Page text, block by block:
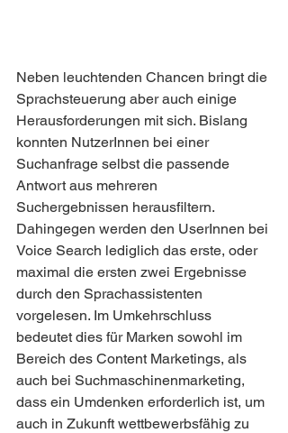
Neben leuchtenden Chancen bringt die
Sprachsteuerung aber auch einige
Herausforderungen mit sich. Bislang
konnten NutzerInnen bei einer
Suchanfrage selbst die passende
Antwort aus mehreren
Suchergebnissen herausfiltern.
Dahingegen werden den UserInnen bei
Voice Search lediglich das erste, oder
maximal die ersten zwei Ergebnisse
durch den Sprachassistenten
vorgelesen. Im Umkehrschluss
bedeutet dies für Marken sowohl im
Bereich des Content Marketings, als
auch bei Suchmaschinenmarketing,
dass ein Umdenken erforderlich ist, um
auch in Zukunft wettbewerbsfähig zu